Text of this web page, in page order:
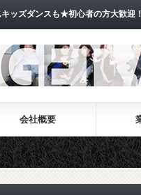
ッズダンスも★初心者の方大歓迎
会社概要